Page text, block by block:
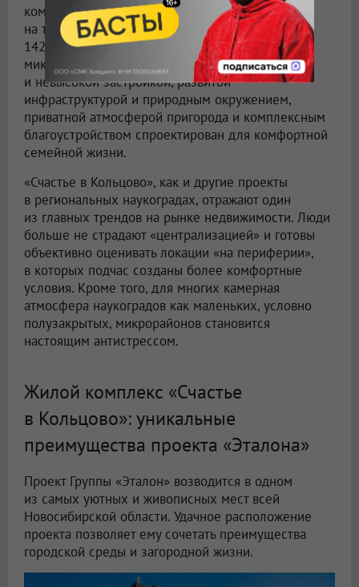
комплекс «Счастье в Кольцово» рассчитан почти
на три тысячи квартир площадью порядка
142 тысяч квадратных метров. Полноформатный
микрорайон с привлекательной архитектурой
и невысокой застройкой, развитой
инфраструктурой и природным окружением,
приватной атмосферой пригорода и комплексным
благоустройством спроектирован для комфортной
семейной жизни.
«Счастье в Кольцово», как и другие проекты
в региональных наукоградах, отражают один
из главных трендов на рынке недвижимости. Люди
больше не страдают «централизацией» и готовы
объективно оценивать локации «на периферии»,
в которых подчас созданы более комфортные
условия. Кроме того, для многих камерная
атмосфера наукоградов как маленьких, условно
полузакрытых, микрорайонов становится
настоящим антистрессом.
Жилой комплекс «Счастье
в Кольцово»: уникальные
преимущества проекта «Эталона»
Проект Группы «Эталон» возводится в одном
из самых уютных и живописных мест всей
Новосибирской области. Удачное расположение
проекта позволяет ему сочетать преимущества
городской среды и загородной жизни.